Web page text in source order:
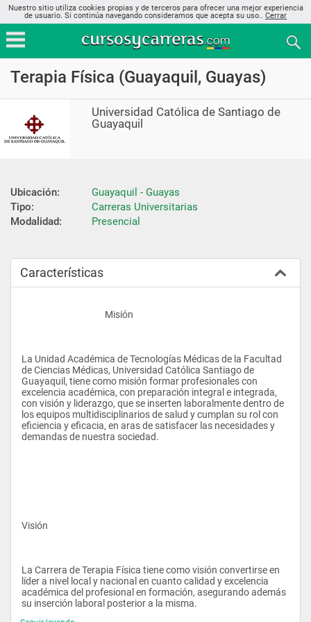
Nuestro sitio utiliza cookies propias y de terceros para ofrecer una mejor experiencia
de usuario. Si continúa navegando consideramos que acepta su uso.. Cerrar
Terapia Física (Guayaquil, Guayas)
Universidad Católica de Santiago de
Guayaquil
Ubicación:
Guayaquil - Guayas
Tipo:
Carreras Universitarias
Modalidad:
Presencial
Características
					Misión
La Unidad Académica de Tecnologías Médicas de la Facultad
de Ciencias Médicas, Universidad Católica Santiago de
Guayaquil, tiene como misión formar profesionales con
excelencia académica, con preparación integral e integrada,
con visión y liderazgo, que se inserten laboralmente dentro de
los equipos multidisciplinarios de salud y cumplan su rol con
eficiencia y eficacia, en aras de satisfacer las necesidades y
demandas de nuestra sociedad.
Visión
La Carrera de Terapia Física tiene como visión convertirse en
líder a nivel local y nacional en cuanto calidad y excelencia
académica del profesional en formación, asegurando además
su inserción laboral posterior a la misma.